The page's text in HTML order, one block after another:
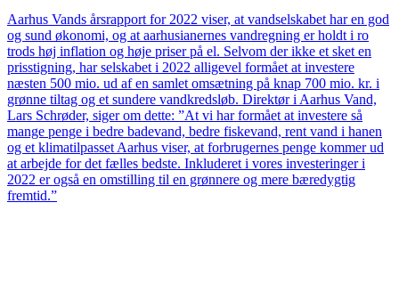
Aarhus Vands årsrapport for 2022 viser, at vandselskabet har en god
og sund økonomi, og at aarhusianernes vandregning er holdt i ro
trods høj inflation og høje priser på el. Selvom der ikke et sket en
prisstigning, har selskabet i 2022 alligevel formået at investere
næsten 500 mio. ud af en samlet omsætning på knap 700 mio. kr. i
grønne tiltag og et sundere vandkredsløb. Direktør i Aarhus Vand,
Lars Schrøder, siger om dette: ”At vi har formået at investere så
mange penge i bedre badevand, bedre fiskevand, rent vand i hanen
og et klimatilpasset Aarhus viser, at forbrugernes penge kommer ud
at arbejde for det fælles bedste. Inkluderet i vores investeringer i
2022 er også en omstilling til en grønnere og mere bæredygtig
fremtid.”